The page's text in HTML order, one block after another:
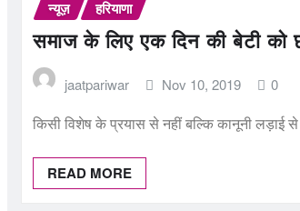
न्यूज़ हरियाणा
समाज के लिए एक दिन की बेटी
jaatpariwar Nov 10, 2019 0
किसी विशेष के प्रयास से नहीं बल्कि कानूनी
READ MORE